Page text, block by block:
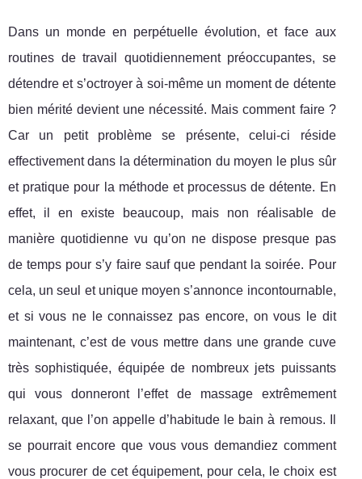
Dans un monde en perpétuelle évolution, et face aux
routines de travail quotidiennement préoccupantes, se
détendre et s’octroyer à soi-même un moment de détente
bien mérité devient une nécessité. Mais comment faire ?
Car un petit problème se présente, celui-ci réside
effectivement dans la détermination du moyen le plus sûr
et pratique pour la méthode et processus de détente. En
effet, il en existe beaucoup, mais non réalisable de
manière quotidienne vu qu’on ne dispose presque pas
de temps pour s’y faire sauf que pendant la soirée. Pour
cela, un seul et unique moyen s’annonce incontournable,
et si vous ne le connaissez pas encore, on vous le dit
maintenant, c’est de vous mettre dans une grande cuve
très sophistiquée, équipée de nombreux jets puissants
qui vous donneront l’effet de massage extrêmement
relaxant, que l’on appelle d’habitude le bain à remous. Il
se pourrait encore que vous vous demandiez comment
vous procurer de cet équipement, pour cela, le choix est